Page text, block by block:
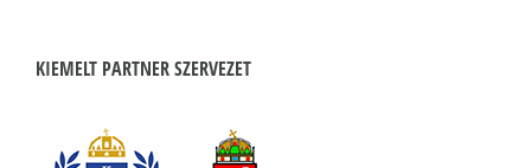
KIEMELT PARTNER SZERVEZET